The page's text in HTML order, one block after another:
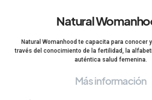
Natural
Natural Womanhood te capacita para conocer
través del conocimiento de la fertilidad, la
auténtica salud femenina.
Más información